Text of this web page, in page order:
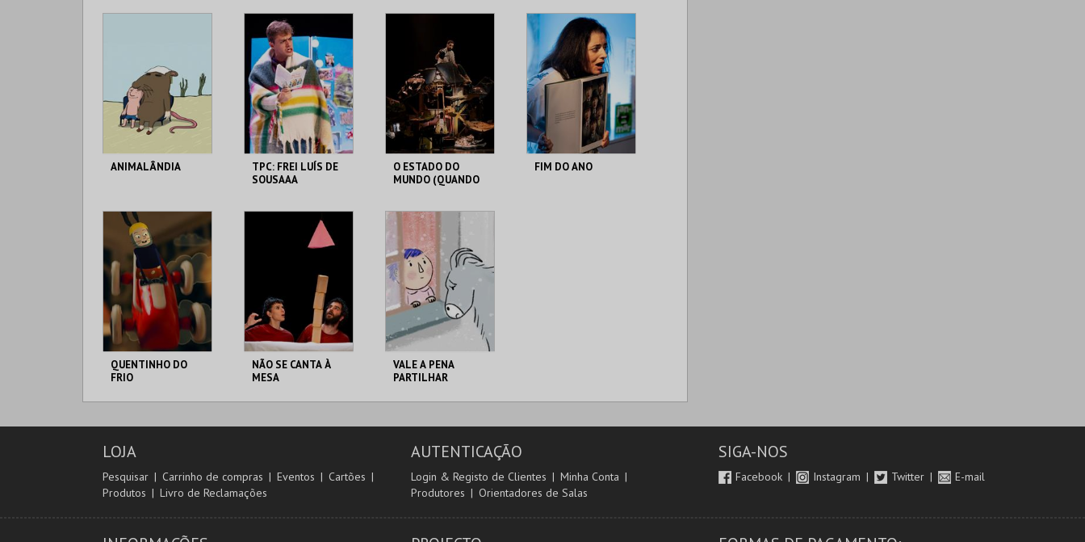
MAIS INFO
COMPRAR
LU.CA -TEATRO LUÍS
CAMÕES
MAIS INFO
COMPRAR
MAIS INFO
COMPRAR
LU.CA -TEATRO LUÍS
CAMÕES
MAIS INFO
COMPRAR
ANIMALÂNDIA
LU.CA -TEATRO LUÍS
CAMÕES
MAIS INFO
COMPRAR
TPC: FREI LUÍS DE
SOUSAAA
LU.CA -TEATRO LUÍS
COMPRAR
O ESTADO DO
MUNDO (QUANDO
LU.CA -TEATRO LUÍS
CAMÕES
MAIS INFO
COMPRAR
FIM DO ANO
QUENTINHO DO
FRIO
CAMÕES
COMPRAR
NÃO SE CANTA À
MESA
CAMÕES
VALE A PENA
PARTILHAR
CAMÕES
LOJA
Pesquisar Carrinho de compras Eventos
Cartões
Produtos
Livro de Reclamações
AUTENTICAÇÃO
Login & Registo de Clientes
Minha Conta
Produtores
Orientadores de Salas
SIGA-NOS
Facebook Instagram Twitter E-mail